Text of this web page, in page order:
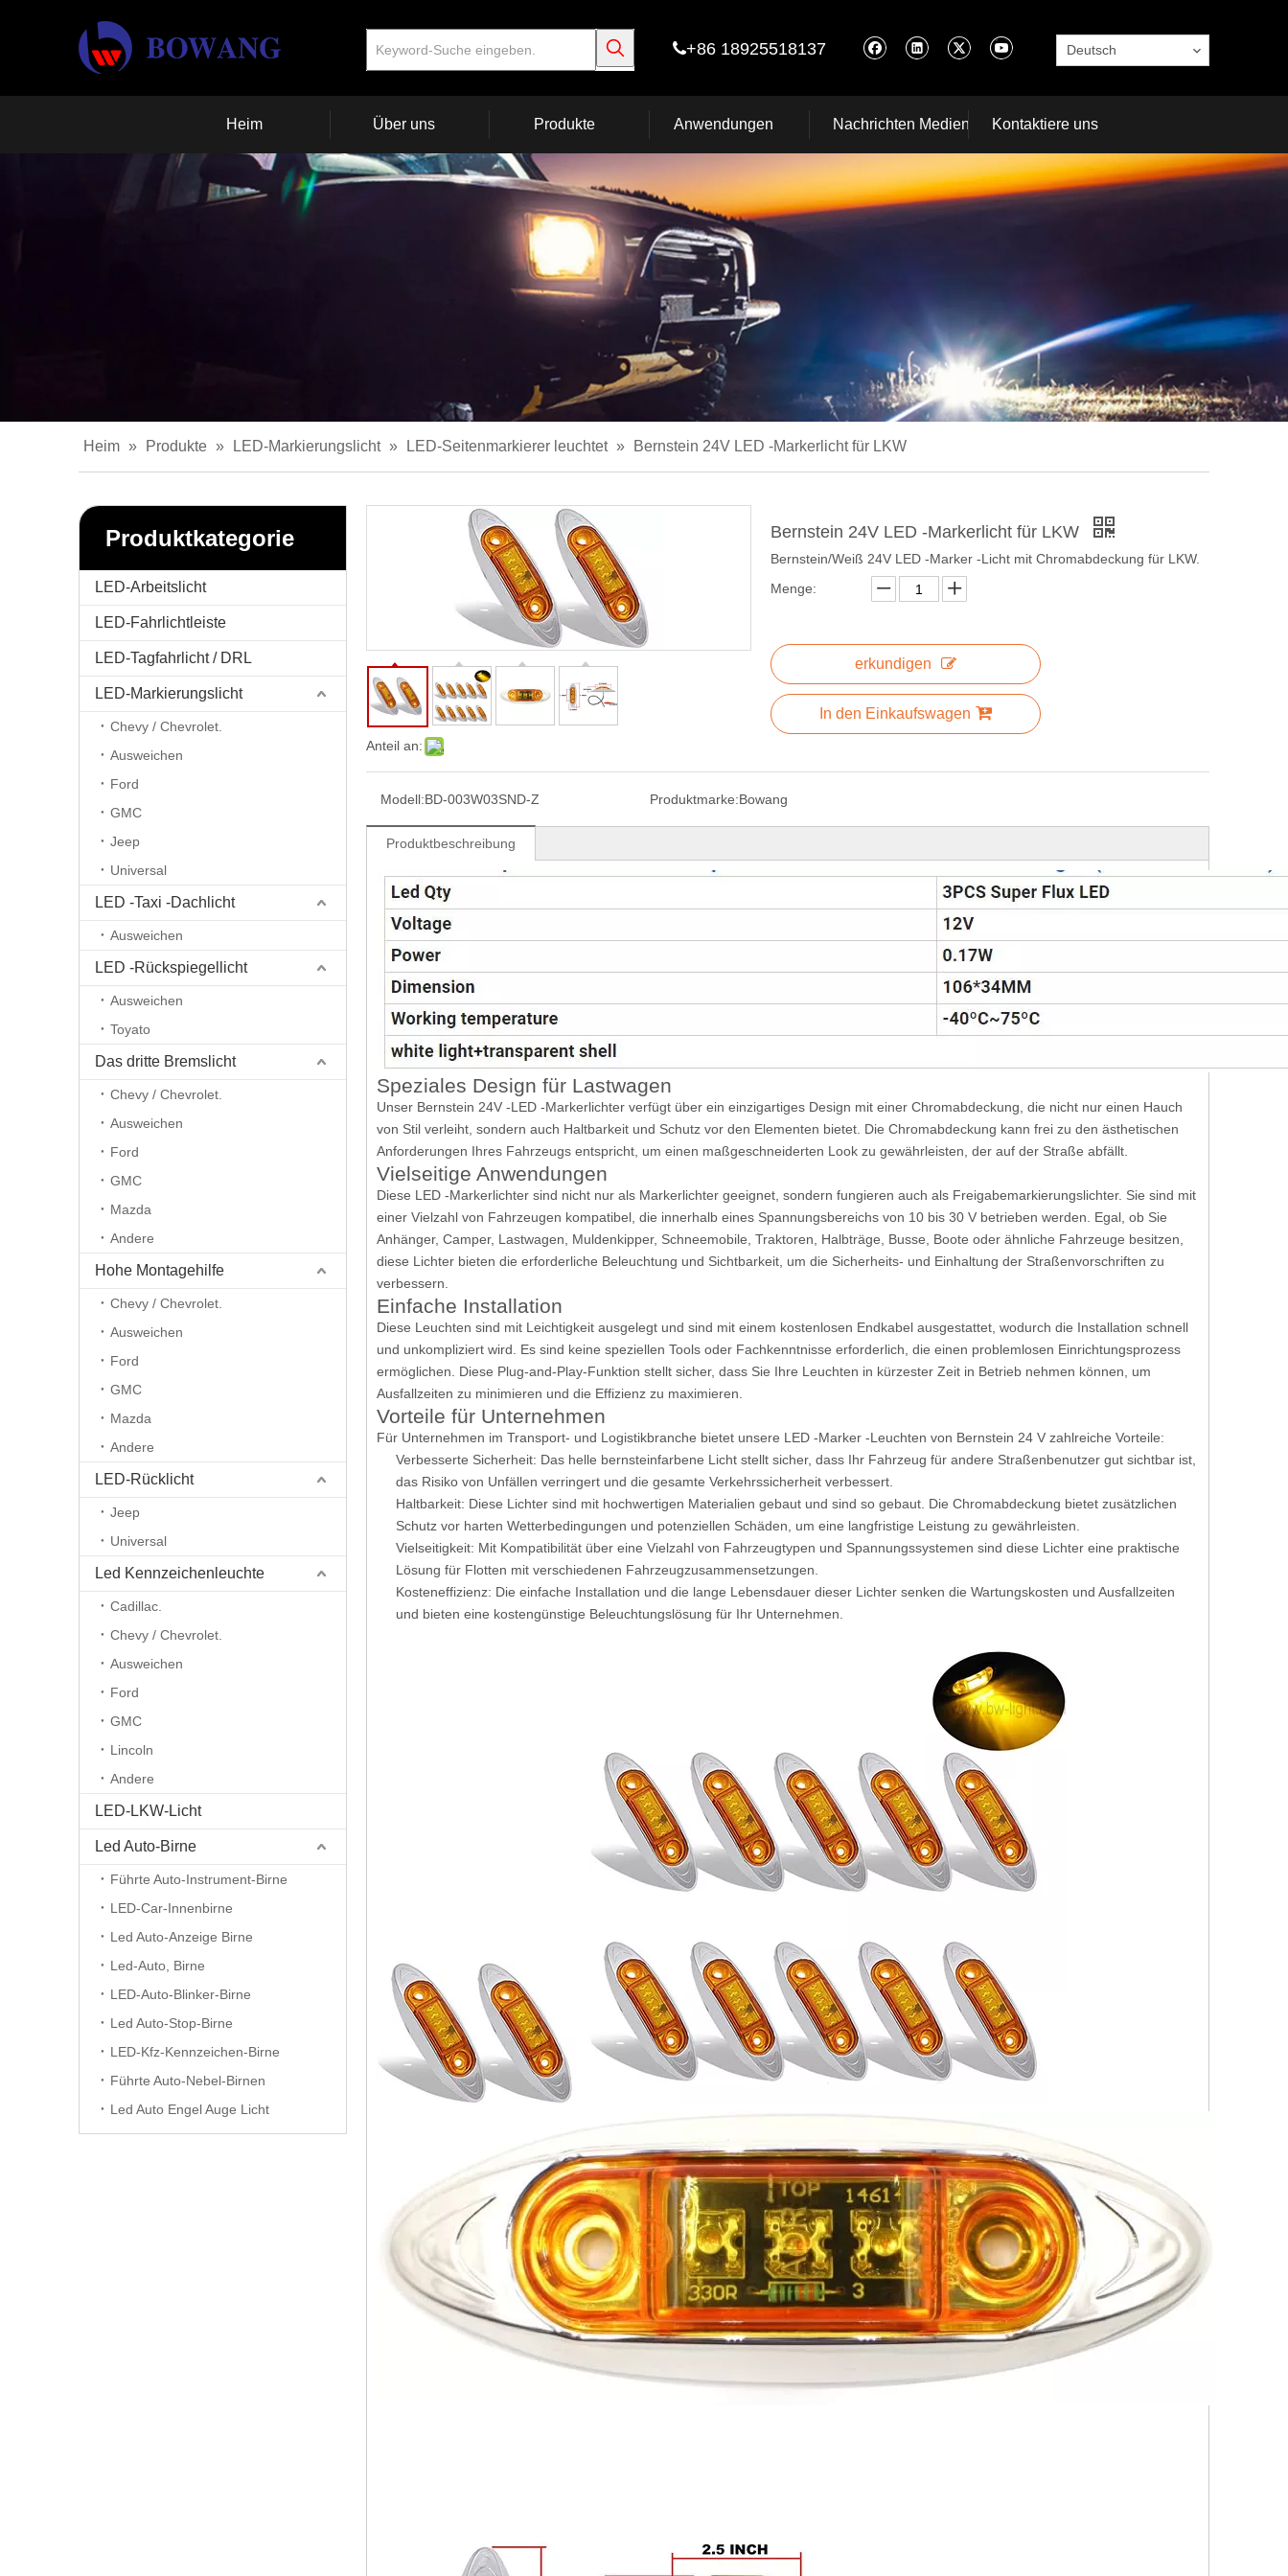
+86 18925518137 Deutsch
Heim Über uns Produkte Anwendungen Nachrichten Medien Kontaktiere uns
Heim » Produkte » LED-Markierungslicht » LED-Seitenmarkierer leuchtet » Bernstein 24V LED -Markerlicht für LKW
Produktkategorie
LED-Arbeitslicht
LED-Fahrlichtleiste
LED-Tagfahrlicht / DRL
LED-Markierungslicht
Chevy / Chevrolet.
Ausweichen
Ford
GMC
Jeep
Universal
LED -Taxi -Dachlicht
Ausweichen
LED -Rückspiegellicht
Ausweichen
Toyato
Das dritte Bremslicht
Chevy / Chevrolet.
Ausweichen
Ford
GMC
Mazda
Andere
Hohe Montagehilfe
Chevy / Chevrolet.
Ausweichen
Ford
GMC
Mazda
Andere
LED-Rücklicht
Jeep
Universal
Led Kennzeichenleuchte
Cadillac.
Chevy / Chevrolet.
Ausweichen
Ford
GMC
Lincoln
Andere
LED-LKW-Licht
Led Auto-Birne
Führte Auto-Instrument-Birne
LED-Car-Innenbirne
Led Auto-Anzeige Birne
Led-Auto, Birne
LED-Auto-Blinker-Birne
Led Auto-Stop-Birne
LED-Kfz-Kennzeichen-Birne
Führte Auto-Nebel-Birnen
Led Auto Engel Auge Licht
Anteil an:
Bernstein 24V LED -Markerlicht für LKW
Bernstein/Weiß 24V LED -Marker -Licht mit Chromabdeckung für LKW.
Menge:
erkundigen
In den Einkaufswagen
Modell:BD-003W03SND-Z Produktmarke:Bowang
Produktbeschreibung
Speziales Design für Lastwagen
Unser Bernstein 24V -LED -Markerlichter verfügt über ein einzigartiges Design mit einer Chromabdeckung, die nicht nur einen Hauch
von Stil verleiht, sondern auch Haltbarkeit und Schutz vor den Elementen bietet. Die Chromabdeckung kann frei zu den ästhetischen
Anforderungen Ihres Fahrzeugs entspricht, um einen maßgeschneiderten Look zu gewährleisten, der auf der Straße abfällt.
Vielseitige Anwendungen
Diese LED -Markerlichter sind nicht nur als Markerlichter geeignet, sondern fungieren auch als Freigabemarkierungslichter. Sie sind mit
einer Vielzahl von Fahrzeugen kompatibel, die innerhalb eines Spannungsbereichs von 10 bis 30 V betrieben werden. Egal, ob Sie
Anhänger, Camper, Lastwagen, Muldenkipper, Schneemobile, Traktoren, Halbträge, Busse, Boote oder ähnliche Fahrzeuge besitzen,
diese Lichter bieten die erforderliche Beleuchtung und Sichtbarkeit, um die Sicherheits- und Einhaltung der Straßenvorschriften zu
verbessern.
Einfache Installation
Diese Leuchten sind mit Leichtigkeit ausgelegt und sind mit einem kostenlosen Endkabel ausgestattet, wodurch die Installation schnell
und unkompliziert wird. Es sind keine speziellen Tools oder Fachkenntnisse erforderlich, die einen problemlosen Einrichtungsprozess
ermöglichen. Diese Plug-and-Play-Funktion stellt sicher, dass Sie Ihre Leuchten in kürzester Zeit in Betrieb nehmen können, um
Ausfallzeiten zu minimieren und die Effizienz zu maximieren.
Vorteile für Unternehmen
Für Unternehmen im Transport- und Logistikbranche bietet unsere LED -Marker -Leuchten von Bernstein 24 V zahlreiche Vorteile:
Verbesserte Sicherheit: Das helle bernsteinfarbene Licht stellt sicher, dass Ihr Fahrzeug für andere Straßenbenutzer gut sichtbar ist,
das Risiko von Unfällen verringert und die gesamte Verkehrssicherheit verbessert.
Haltbarkeit: Diese Lichter sind mit hochwertigen Materialien gebaut und sind so gebaut. Die Chromabdeckung bietet zusätzlichen
Schutz vor harten Wetterbedingungen und potenziellen Schäden, um eine langfristige Leistung zu gewährleisten.
Vielseitigkeit: Mit Kompatibilität über eine Vielzahl von Fahrzeugtypen und Spannungssystemen sind diese Lichter eine praktische
Lösung für Flotten mit verschiedenen Fahrzeugzusammensetzungen.
Kosteneffizienz: Die einfache Installation und die lange Lebensdauer dieser Lichter senken die Wartungskosten und Ausfallzeiten
und bieten eine kostengünstige Beleuchtungslösung für Ihr Unternehmen.